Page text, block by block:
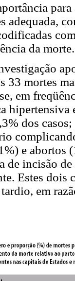
adequada,
da morte.
33 mortes
em
dos
e abortos
de incisão
Estes dois
em